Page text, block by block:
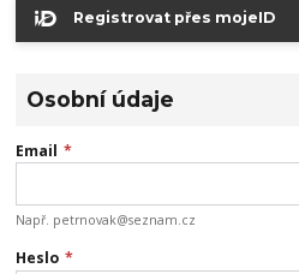
Registrovat přes mojeID
Osobní údaje
Email *
Např. petrnovak@seznam.cz
Heslo *